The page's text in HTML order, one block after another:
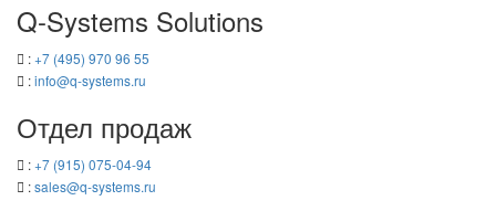
Q-​Systems Solutions
:+7 (495) 970 96 55
:info@q-​systems.ru
Отдел про­даж
:+7 (915) 075-04-94
:sales@q-​systems.ru